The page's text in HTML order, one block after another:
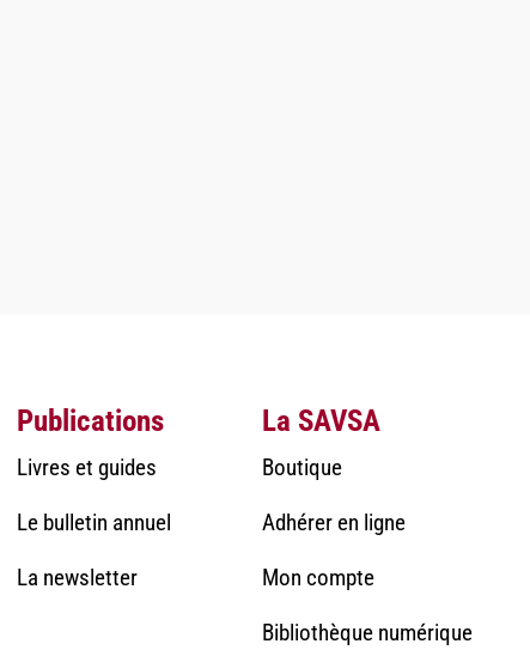
Publications
Livres et guides
Le bulletin annuel
La newsletter
La SAVSA
Boutique
Adhérer en ligne
Mon compte
Bibliothèque numérique